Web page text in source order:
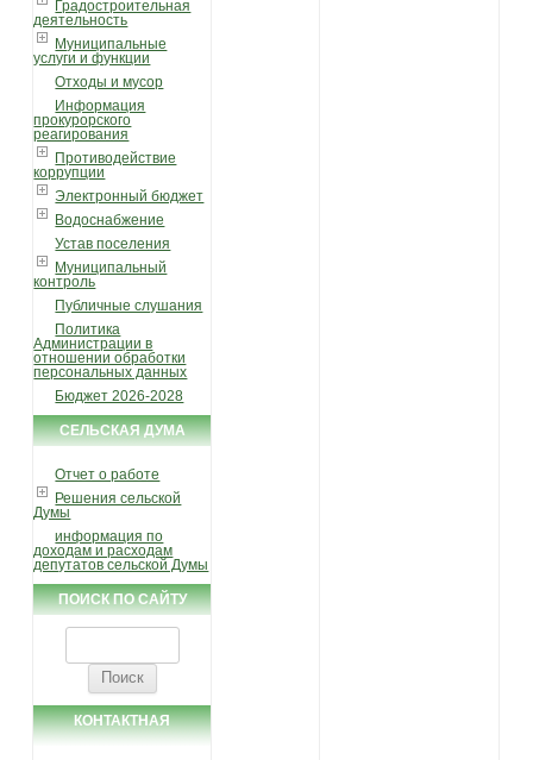
Градостроительная
деятельность
Муниципальные
услуги и функции
Отходы и мусор
Информация
прокурорского
реагирования
Противодействие
коррупции
Электронный бюджет
Водоснабжение
Устав поселения
Муниципальный
контроль
Публичные слушания
Политика
Администрации в
отношении обработки
персональных данных
Бюджет 2026-2028
СЕЛЬСКАЯ ДУМА
Отчет о работе
Решения сельской
Думы
информация по
доходам и расходам
депутатов сельской Думы
ПОИСК ПО САЙТУ
КОНТАКТНАЯ